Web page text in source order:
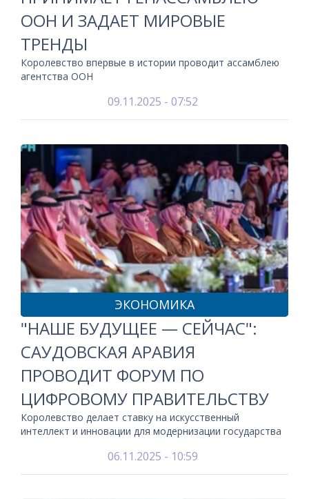
ООН И ЗАДАЕТ МИРОВЫЕ
ТРЕНДЫ
Королевство впервые в истории проводит ассамблею
агентства ООН
09.11.2025 - 07:52
ЭКОНОМИКА
"НАШЕ БУДУЩЕЕ — СЕЙЧАС":
САУДОВСКАЯ АРАВИЯ
ПРОВОДИТ ФОРУМ ПО
ЦИФРОВОМУ ПРАВИТЕЛЬСТВУ
Королевство делает ставку на искусственный
интеллект и инновации для модернизации государства
06.11.2025 - 10:59